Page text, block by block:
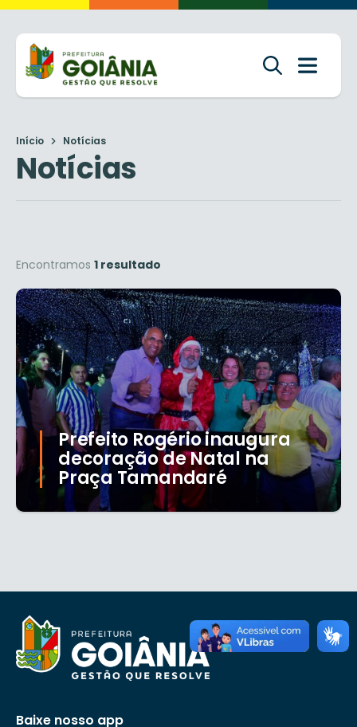
Início Notícias
Notícias
Encontramos 1 resultado
Prefeito Rogério inaugura
decoração de Natal na
Praça Tamandaré
Baixe nosso app